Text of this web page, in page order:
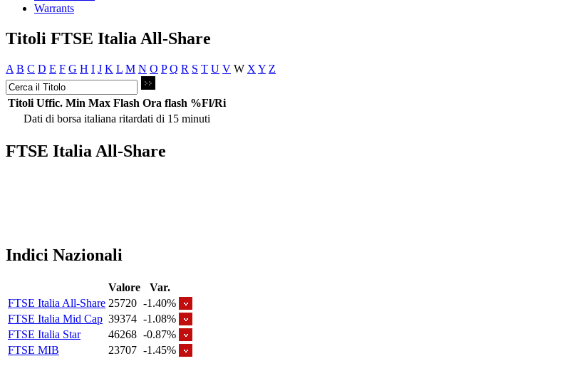
Warrants
Titoli FTSE Italia All-Share
A B C D E F G H I J K L M N O P Q R S T U V W X Y Z
Titoli Uffic. Min Max Flash Ora flash %Fl/Ri
Dati di borsa italiana ritardati di 15 minuti
FTSE Italia All-Share
Indici Nazionali
Valore
Var.
FTSE Italia All-Share 25720 -1.40%
FTSE Italia Mid Cap 39374 -1.08%
FTSE Italia Star
46268 -0.87%
FTSE MIB
23707 -1.45%